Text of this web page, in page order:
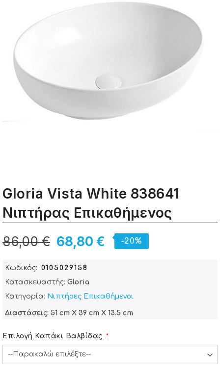
Gloria Vista White 838641
Νιπτήρας Eπικαθήμενος
68,80 €
86,00 € -20%
Κωδικός
0105029158
Κατασκευαστής: Gloria
Κατηγορία: Νιπτήρες Επικαθήμενοι
Διαστάσεις: 51 cm X 39 cm X 13.5 cm
Επιλογή Καπάκι Βαλβίδας